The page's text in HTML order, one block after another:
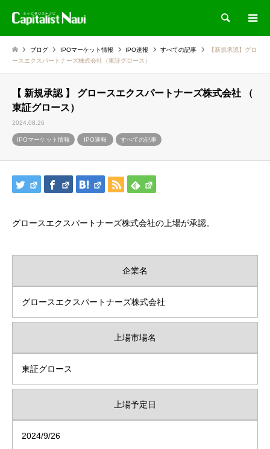
検索
ブログ IPOマーケット情報 IPO速報 すべての記事
【新規承認】グロ
ースエクスパートナーズ株式会社（東証グロース）
【 新規承認 】 グロースエクスパートナーズ株式会社 （
東証グロース）
2024.08.26
IPOマーケット情報 IPO速報 すべての記事
グロースエクスパートナーズ株式会社の上場が承認。
企業名
グロースエクスパートナーズ株式会社
上場市場名
東証グロース
上場予定日
2024/9/26